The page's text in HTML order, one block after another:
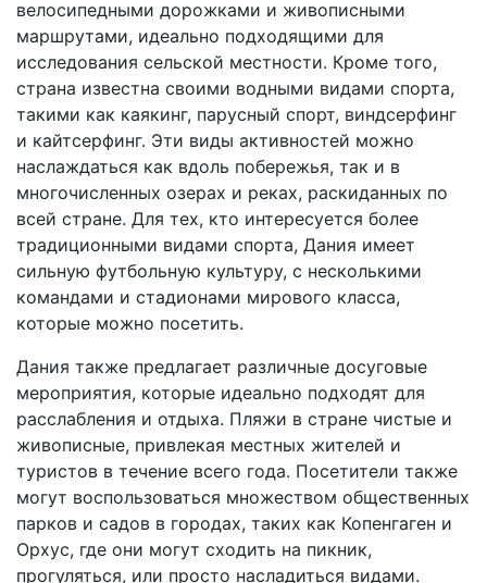
велосипедными дорожками и живописными
маршрутами, идеально подходящими для
исследования сельской местности. Кроме того,
страна известна своими водными видами спорта,
такими как каякинг, парусный спорт, виндсерфинг
и кайтсерфинг. Эти виды активностей можно
наслаждаться как вдоль побережья, так и в
многочисленных озерах и реках, раскиданных по
всей стране. Для тех, кто интересуется более
традиционными видами спорта, Дания имеет
сильную футбольную культуру, с несколькими
командами и стадионами мирового класса,
которые можно посетить.
Дания также предлагает различные досуговые
мероприятия, которые идеально подходят для
расслабления и отдыха. Пляжи в стране чистые и
живописные, привлекая местных жителей и
туристов в течение всего года. Посетители также
могут воспользоваться множеством общественных
парков и садов в городах, таких как Копенгаген и
Орхус, где они могут сходить на пикник,
прогуляться, или просто насладиться видами.